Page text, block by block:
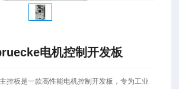
电机控制开发板
控板是一款高性能电机控制开发板，专为工业